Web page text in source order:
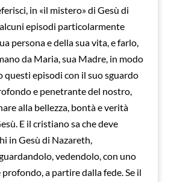
in «il mistero» di Gesù di
episodi particolarmente
persona e della sua vita, e farlo,
da Maria, sua Madre, in modo
questi episodi con il suo sguardo
e penetrante del nostro,
alla bellezza, bontà e verità
E il cristiano sa che deve
in Gesù di Nazareth,
vedendolo, con uno
a partire dalla fede. Se il